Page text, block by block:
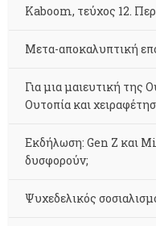
Kaboom, τεύχος 12.
Μετα-αποκαλυπτική
Για μια μαιευτική της
Ουτοπία και
Εκδήλωση: Gen Z και
δυσφορούν;
Ψυχεδελικός